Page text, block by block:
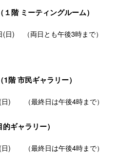
階 ミーティングルーム）
(日) （両日とも午後3時まで）
階 市民ギャラリー）
) （最終日は午後4時まで）
ギャラリー）
) （最終日は午後4時まで）